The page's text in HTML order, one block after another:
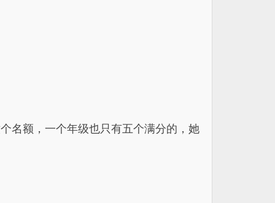
名额，一个年级也只有五个满分的，她